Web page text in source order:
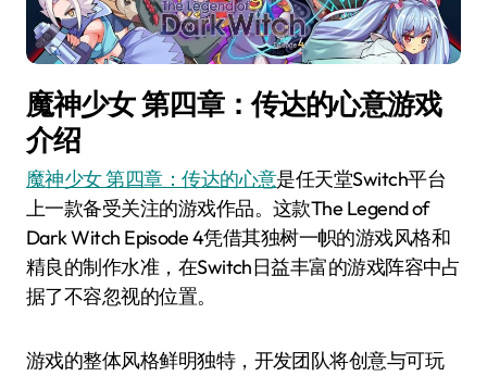
魔神少女 第四章：传达的心意游戏
介绍
魔神少女 第四章：传达的心意是任天堂Switch平台
上一款备受关注的游戏作品。这款The Legend of
Dark Witch Episode 4凭借其独树一帜的游戏风格和
精良的制作水准，在Switch日益丰富的游戏阵容中占
据了不容忽视的位置。
游戏的整体风格鲜明独特，开发团队将创意与可玩